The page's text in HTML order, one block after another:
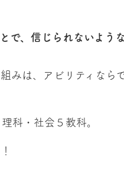
で、信じられないよう
みは、アビリティならで
科・社会５教科。